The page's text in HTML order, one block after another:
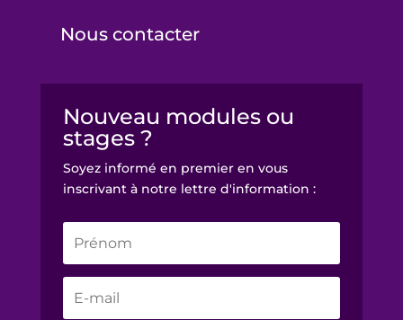
Nous contacter
Nouveau modules ou
stages ?
Soyez informé en premier en vous
inscrivant à notre lettre d'information :